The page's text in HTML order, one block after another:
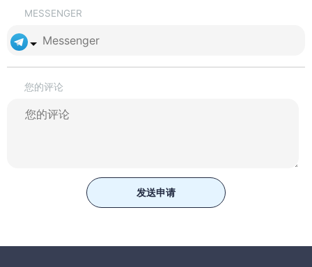
MESSENGER
您的评论
发送申请